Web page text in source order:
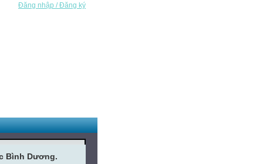
Đăng nhập / Đăng ký
Bình Dương.